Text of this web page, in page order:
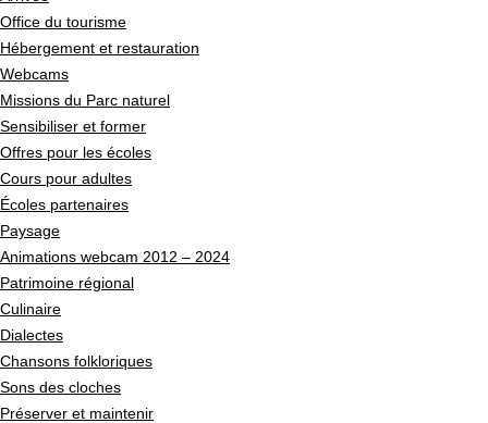
Office du tourisme
Hébergement et restauration
Webcams
Missions du Parc naturel
Sensibiliser et former
Offres pour les écoles
Cours pour adultes
Écoles partenaires
Paysage
Animations webcam 2012 – 2024
Patrimoine régional
Culinaire
Dialectes
Chansons folkloriques
Sons des cloches
Préserver et maintenir